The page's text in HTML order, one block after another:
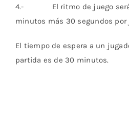
4.- El ritmo de juego será
minutos más 30 segundos por
El tiempo de espera a un
partida es de 30 minutos.